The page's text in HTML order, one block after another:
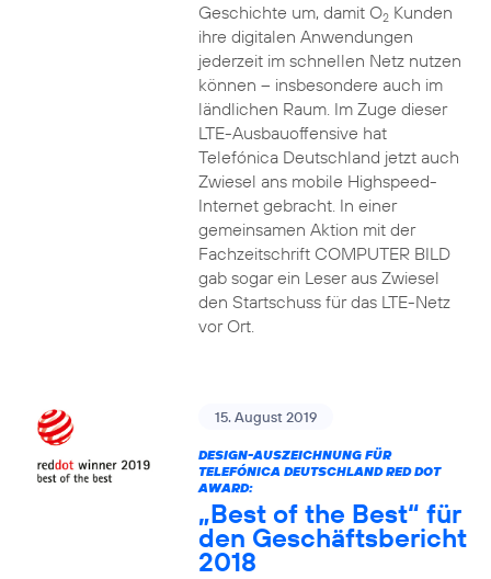
Geschichte um, damit O2Kunden
ihre digitalen Anwendungen
jederzeit im schnellen Netz nutzen
können – insbesondere auch im
ländlichen Raum. Im Zuge dieser
LTE-Ausbauoffensive hat
Telefónica Deutschland jetzt auch
Zwiesel ans mobile Highspeed-
Internet gebracht. In einer
gemeinsamen Aktion mit der
Fachzeitschrift COMPUTER BILD
gab sogar ein Leser aus Zwiesel
den Startschuss für das LTE-Netz
vor Ort.
15. August 2019
DESIGN-AUSZEICHNUNG FÜR
TELEFÓNICA DEUTSCHLAND RED DOT
AWARD:
„Best of the Best“ für
den Geschäftsbericht
2018